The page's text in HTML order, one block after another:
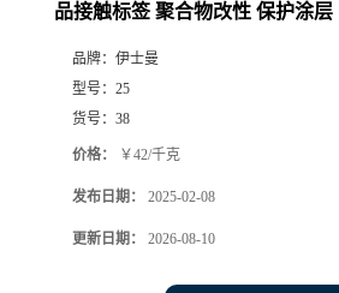
品接触标签 聚合物改性 保护涂层
品牌： 伊士曼
型号： 25
货号： 38
价格： ￥42/千克
发布日期： 2025-02-08
更新日期： 2026-08-10